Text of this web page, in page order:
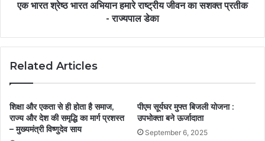
एक भारत श्रेष्ठ भारत अभियान हमारे राष्ट्रीय जीवन का सशक्त प्रतीक
- राज्यपाल डेका
Related Articles
शिक्षा और एकता से ही होता है समाज,
राज्य और देश की समृद्धि का मार्ग प्रशस्त
– मुख्यमंत्री विष्णुदेव साय
पीएम सूर्यघर मुफ्त बिजली योजना :
उपभोक्ता बने ऊर्जादाता
September 6, 2025